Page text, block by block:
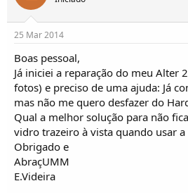
25 Mar 2014
Boas pessoal,
Já iniciei a reparação do meu Alter
fotos) e preciso de uma ajuda: Já
mas não me quero desfazer do
Qual a melhor solução para não
vidro trazeiro à vista quando usar a
Obrigado e
AbraçUMM
E.Videira